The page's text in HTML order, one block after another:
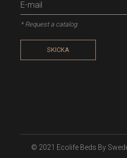
* Request a catalog
SKICKA
© 2021 Ecolife Beds By